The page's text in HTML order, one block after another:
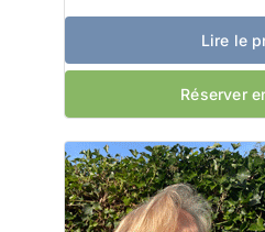
Lire le
Réserver